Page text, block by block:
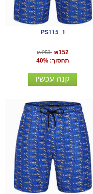
PS115_1
₪253 ₪152
תחסוך: 40%
קנה עכשיו